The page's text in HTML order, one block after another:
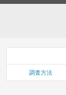
調査方法